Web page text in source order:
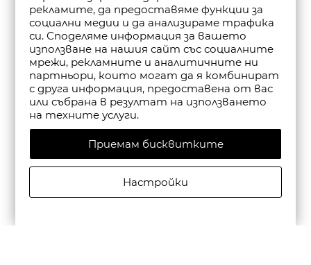
рекламите, да предоставяме функции за
социални медии и да анализираме трафика
си. Споделяме информация за вашето
използване на нашия сайт със социалните
мрежи, рекламните и аналитичните ни
партньори, които могат да я комбинират
с друга информация, предоставена от вас
или събрана в резултат на използването
на техните услуги.
Приемам бисквитките
Настройки